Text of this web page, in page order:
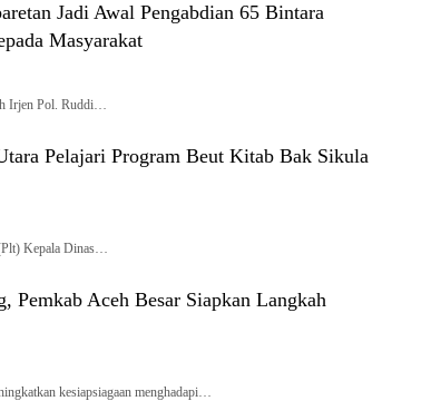
Jadi Awal Pengabdian 65 Bintara
Masyarakat
Irjen Pol. Ruddi…
Pelajari Program Beut Kitab Bak Sikula
Kepala Dinas…
Pemkab Aceh Besar Siapkan Langkah
kesiapsiagaan menghadapi…